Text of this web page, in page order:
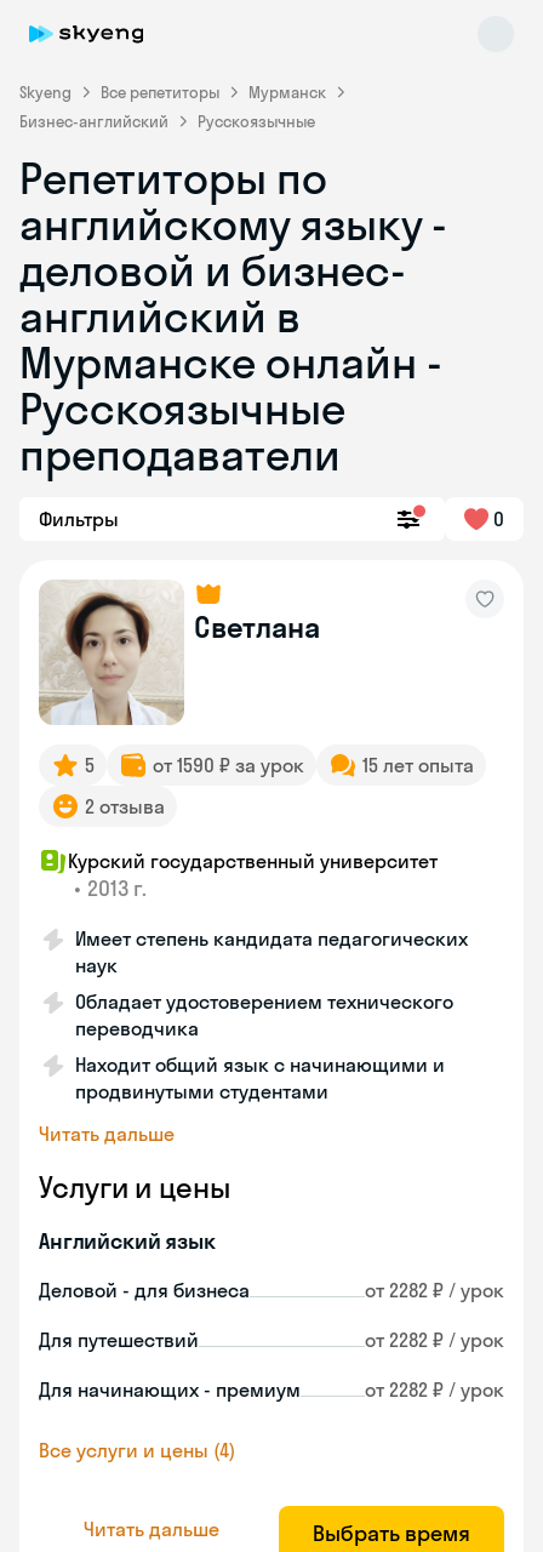
Skyeng Все репетиторы
Мурманск
Бизнес-английский
Русскоязычные
Репетиторы по
английскому языку -
деловой и бизнес-
английский в
Мурманске онлайн -
Русскоязычные
преподаватели
Фильтры 0
Светлана
5 от 1590 ₽ за урок
15 лет опыта
2 отзыва
Курский государственный университет
• 2013 г.
Имеет степень кандидата педагогических
наук
Обладает удостоверением технического
переводчика
Находит общий язык с начинающими и
продвинутыми студентами
Читать дальше
Услуги и цены
Английский язык
Деловой - для бизнеса от 2282 ₽ / урок
Для путешествий от 2282 ₽ / урок
Для начинающих - премиум от 2282 ₽ / урок
Все услуги и цены (4)
Читать дальше Выбрать время
Skyeng Chat